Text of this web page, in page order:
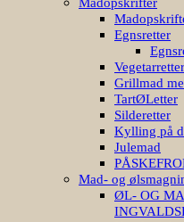
Egnsretter
Grillmad
TartØLetter
Silderetter
Kylling på
Julemad
Mad- og
ØL- OG